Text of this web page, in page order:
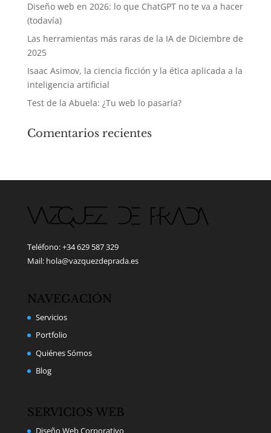
Diseño web en 2026: lo que ChatGPT no te va a hacer
(todavía)
Las herramientas más raras de la IA de Diciembre de
2025
Isaac Asimov, la ciencia ficción y la ética aplicada a la
inteligencia artificial
Test de la Abuela: ¿Tu web lo pasaría?
Comentarios recientes
Teléfono: +34 629 587 329
Mail: hola@vazquezdeprada.es
NAVEGACIÓN
Servicios
Portfolio
Quiénes Sómos
Blog
SERVICIOS WEB
Diseño Web Corporativo